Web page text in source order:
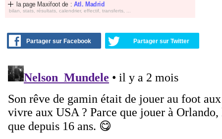
la page Maxifoot de : Atl. Madrid
bilan, stats, résultats, calendrier, effectif, transferts, ...
Partager sur Facebook Partager sur Twitter